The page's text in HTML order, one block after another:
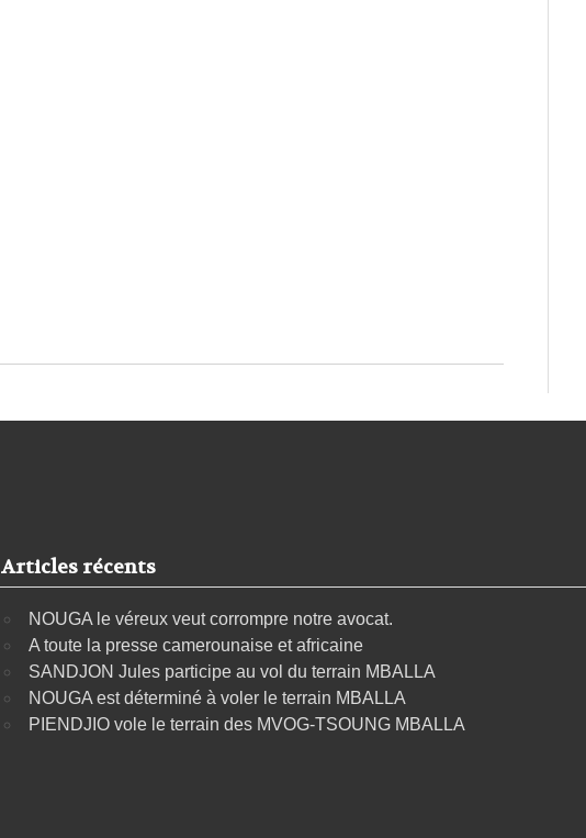
Articles récents
NOUGA le véreux veut corrompre notre avocat.
A toute la presse camerounaise et africaine
SANDJON Jules participe au vol du terrain MBALLA
NOUGA est déterminé à voler le terrain MBALLA
PIENDJIO vole le terrain des MVOG-TSOUNG MBALLA